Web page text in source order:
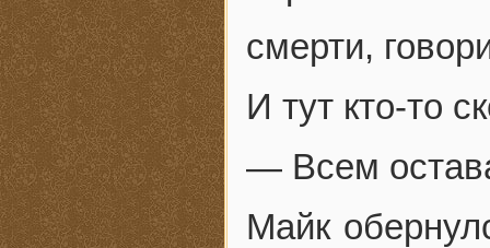
смерти,
И тут кто-то
— Всем
Майк